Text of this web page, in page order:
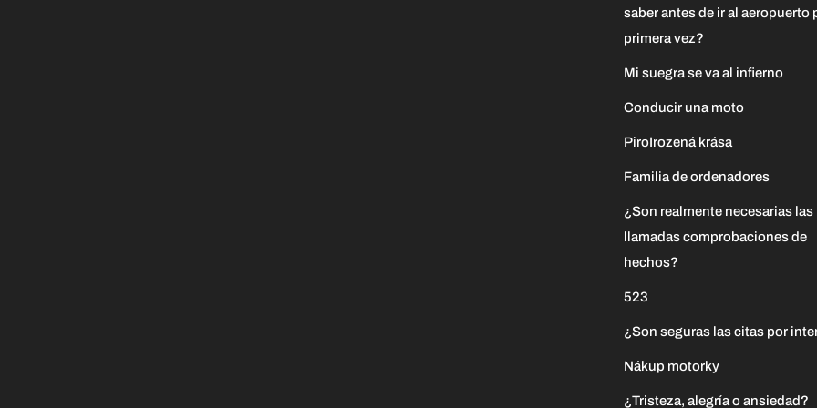
saber antes de ir al aeropuerto
primera vez?
Mi suegra se va al infierno
Conducir una moto
PiroIrozená krása
Familia de ordenadores
¿Son realmente necesarias las
llamadas comprobaciones de
hechos?
523
¿Son seguras las citas por
Nákup motorky
¿Tristeza, alegría o ansiedad?